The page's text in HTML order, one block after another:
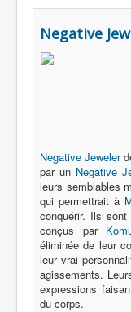
Negative
Negative Jeweler
par un Negative
leurs semblables
qui permettrait à
conquérir. Ils
conçus par
éliminée de leur
leur vrai
agissements.
expressions
du corps.